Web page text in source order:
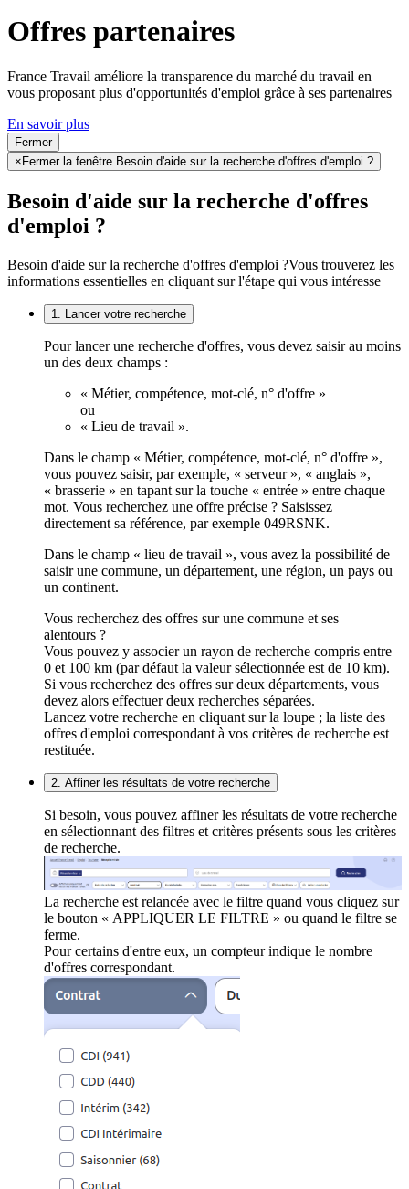
Offres partenaires
France Travail améliore la transparence du marché du travail en
vous proposant plus d'opportunités d'emploi grâce à ses partenaires
En savoir plus
Fermer
× Fermer la fenêtre Besoin d'aide sur la recherche d'offres d'emploi ?
Besoin d'aide sur la recherche d'offres
d'emploi ?
Besoin d'aide sur la recherche d'offres d'emploi ?Vous trouverez les
informations essentielles en cliquant sur l'étape qui vous intéresse
1. Lancer votre recherche
Pour lancer une recherche d'offres, vous devez saisir au moins
un des deux champs :
« Métier, compétence, mot-clé, n° d'offre »
ou
« Lieu de travail ».
Dans le champ « Métier, compétence, mot-clé, n° d'offre »,
vous pouvez saisir, par exemple, « serveur », « anglais »,
« brasserie » en tapant sur la touche « entrée » entre chaque
mot. Vous recherchez une offre précise ? Saisissez
directement sa référence, par exemple 049RSNK.
Dans le champ « lieu de travail », vous avez la possibilité de
saisir une commune, un département, une région, un pays ou
un continent.
Vous recherchez des offres sur une commune et ses
alentours ?
Vous pouvez y associer un rayon de recherche compris entre
0 et 100 km (par défaut la valeur sélectionnée est de 10 km).
Si vous recherchez des offres sur deux départements, vous
devez alors effectuer deux recherches séparées.
Lancez votre recherche en cliquant sur la loupe ; la liste des
offres d'emploi correspondant à vos critères de recherche est
restituée.
2. Affiner les résultats de votre recherche
Si besoin, vous pouvez affiner les résultats de votre recherche
en sélectionnant des filtres et critères présents sous les critères
de recherche.
La recherche est relancée avec le filtre quand vous cliquez sur
le bouton « APPLIQUER LE FILTRE » ou quand le filtre se
ferme.
Pour certains d'entre eux, un compteur indique le nombre
d'offres correspondant.